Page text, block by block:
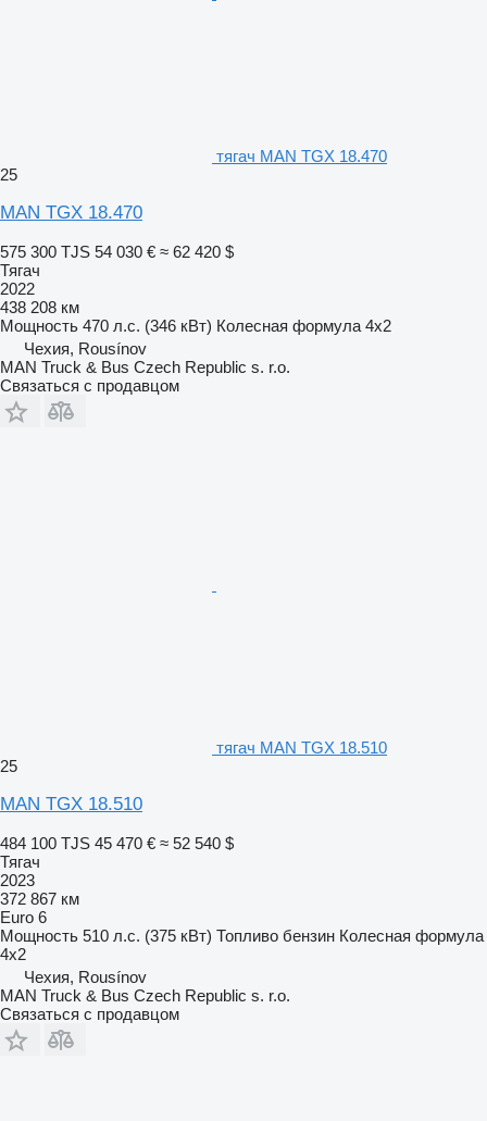
тягач MAN TGX 18.470
25
MAN TGX 18.470
575 300 TJS 54 030 € ≈ 62 420 $
Тягач
2022
438 208 км
Мощность 470 л.с. (346 кВт) Колесная формула 4x2
Чехия, Rousínov
MAN Truck & Bus Czech Republic s. r.o.
Связаться с продавцом
тягач MAN TGX 18.510
25
MAN TGX 18.510
484 100 TJS 45 470 € ≈ 52 540 $
Тягач
2023
372 867 км
Euro 6
Мощность 510 л.с. (375 кВт) Топливо бензин Колесная формула
4x2
Чехия, Rousínov
MAN Truck & Bus Czech Republic s. r.o.
Связаться с продавцом